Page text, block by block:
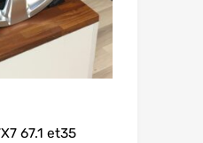
67.1 et35